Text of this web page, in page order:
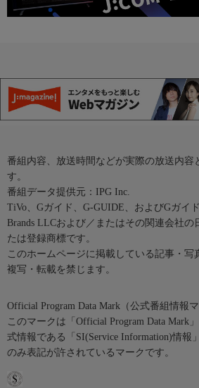
番組内容、放送時間などが実際の放送内容
す。
番組データ提供元：IPG Inc.
TiVo、Gガイド、G-GUIDE、およびGガイ
Brands LLCおよび／またはその関連会社の
たは登録商標です。
このホームページに掲載している記事・写
複写・転載を禁じます。
Official Program Data Mark（公式番組情報マ
このマークは「Official Program Data Mark
式情報である「SI(Service Information)情報
のみ表記が許されているマークです。